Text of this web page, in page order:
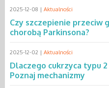
2025-12-08 | Aktualności
Czy szczepienie przeciw
chorobą Parkinsona?
2025-12-02 | Aktualności
Dlaczego cukrzyca typu
Poznaj mechanizmy